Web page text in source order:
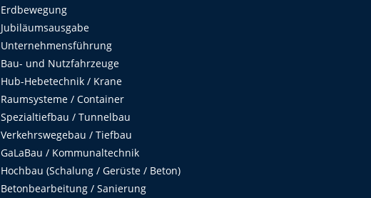
Erdbewegung
Jubiläumsausgabe
Unternehmensführung
Bau- und Nutzfahrzeuge
Hub-Hebetechnik / Krane
Raumsysteme / Container
Spezialtiefbau / Tunnelbau
Verkehrswegebau / Tiefbau
GaLaBau / Kommunaltechnik
Hochbau (Schalung / Gerüste / Beton)
Betonbearbeitung / Sanierung